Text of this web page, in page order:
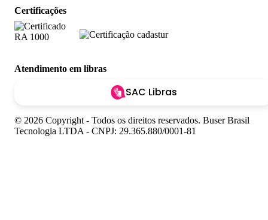
Certificações
Atendimento em libras
SAC Libras
© 2026 Copyright - Todos os direitos reservados. Buser Brasil
Tecnologia LTDA - CNPJ: 29.365.880/0001-81